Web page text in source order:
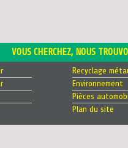
VOUS CHERCHEZ, NOUS
Recyclage
Environnement
Pièces
Plan du site